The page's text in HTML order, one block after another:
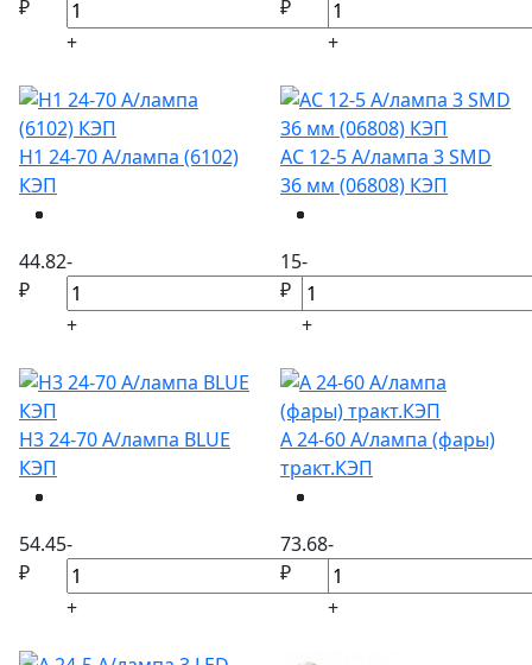
₽
+
₽
+
Н1 24-70 А/лампа (6102)
КЭП
44.82
₽
-
+
АС 12-5 А/лампа 3 SMD
36 мм (06808) КЭП
15
₽
-
+
Н3 24-70 А/лампа BLUE
КЭП
54.45
₽
-
+
А 24-60 А/лампа (фары)
тракт.КЭП
73.68
₽
-
+